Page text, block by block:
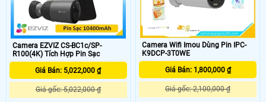
Camera EZVIZ CS-BC1c/SP-
R100(4K) Tích Hợp Pin Sạc
Giá Bán: 5,022,000 ₫
Giá gốc: 5,022,000 ₫
Camera Wifi Imou Dùng Pin IPC-
K9DCP-3T0WE
Giá Bán: 1,800,000 ₫
Giá gốc: 2,100,000 ₫